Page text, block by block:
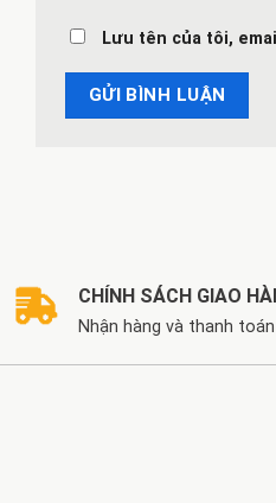
Lưu tên của tôi,
CHÍNH SÁCH GIAO
Nhận hàng và thanh